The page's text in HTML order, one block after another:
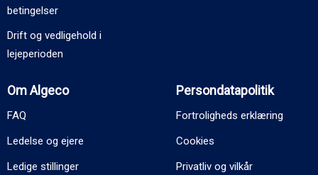
betingelser
Drift og vedligehold i
lejeperioden
Om Algeco
FAQ
Ledelse og ejere
Ledige stillinger
Persondatapolitik
Fortroligheds erklæring
Cookies
Privatliv og vilkår